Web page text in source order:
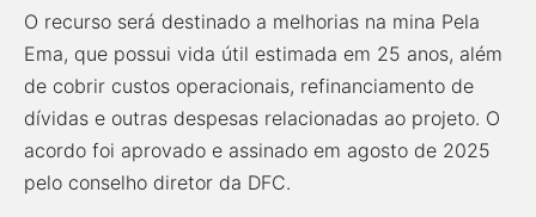
O recurso será destinado a melhorias na mina Pela
Ema, que possui vida útil estimada em 25 anos, além
de cobrir custos operacionais, refinanciamento de
dívidas e outras despesas relacionadas ao projeto. O
acordo foi aprovado e assinado em agosto de 2025
pelo conselho diretor da DFC.